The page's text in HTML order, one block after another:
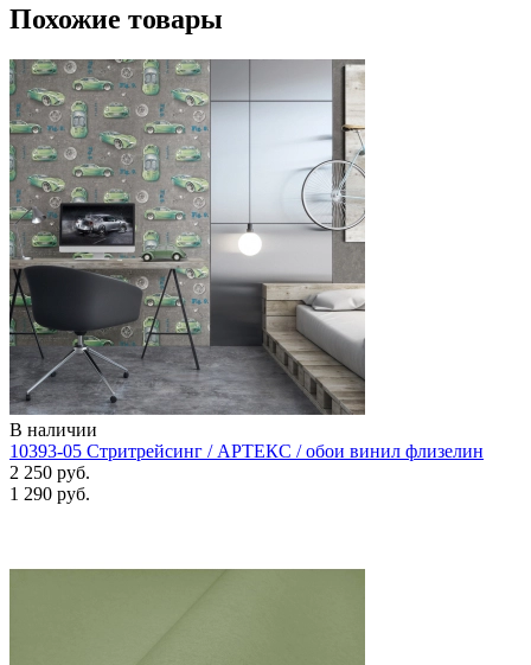
Похожие товары
В наличии
10393-05 Стритрейсинг / АРТЕКС / обои винил флизелин
2 250 руб.
1 290 руб.